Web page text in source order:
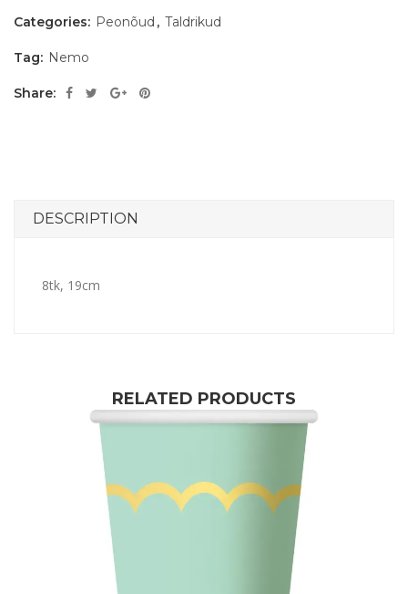
Categories: Peonõud , Taldrikud
Tag: Nemo
Share:
DESCRIPTION
8tk, 19cm
RELATED PRODUCTS